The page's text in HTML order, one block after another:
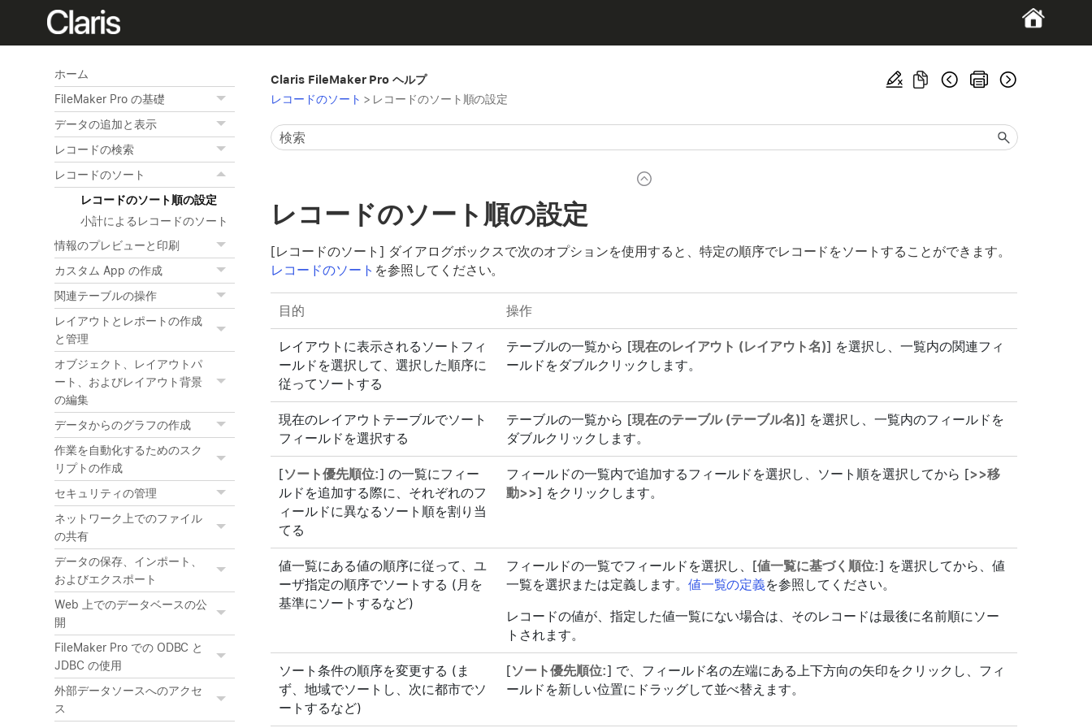
ホーム
FileMaker Pro の基礎
データの追加と表示
レコードの検索
レコードのソート
レコードのソート順の設定
小計によるレコードのソート
情報のプレビューと印刷
カスタム App の作成
関連テーブルの操作
レイアウトとレポートの作成
と管理
オブジェクト、レイアウトパ
ート、およびレイアウト背景
の編集
データからのグラフの作成
作業を自動化するためのスク
リプトの作成
セキュリティの管理
ネットワーク上でのファイル
の共有
データの保存、インポート、
およびエクスポート
Web 上でのデータベースの公
開
FileMaker Pro での ODBC と
JDBC の使用
外部データソースへのアクセ
ス
Claris FileMaker Pro ヘルプ
レコードのソート > レコードのソート順の設定
レコードのソート順の設定
[レコードのソート] ダイアログボックスで次のオプションを使用すると、特定の順序でレコードをソートすることができます。
レコードのソート を参照してください。
目的 操作
レイアウトに表示されるソートフィ
ールドを選択して、選択した順序に
従ってソートする
テーブルの一覧から [現在のレイアウト (レイアウト名)] を選択し、一覧内の関連フィ
ールドをダブルクリックします。
現在のレイアウトテーブルでソート
フィールドを選択する
テーブルの一覧から [現在のテーブル (テーブル名)] を選択し、一覧内のフィールドを
ダブルクリックします。
[ソート優先順位:] の一覧にフィー
ルドを追加する際に、それぞれのフ
ィールドに異なるソート順を割り当
てる
フィールドの一覧内で追加するフィールドを選択し、ソート順を選択してから [>>移
動>>] をクリックします。
値一覧にある値の順序に従って、ユ
ーザ指定の順序でソートする (月を
基準にソートするなど)
フィールドの一覧でフィールドを選択し、[値一覧に基づく順位:] を選択してから、値
一覧を選択または定義します。 値一覧の定義を参照してください。
レコードの値が、指定した値一覧にない場合は、そのレコードは最後に名前順にソー
トされます。
ソート条件の順序を変更する (ま
ず、地域でソートし、次に都市でソ
ートするなど)
[ソート優先順位:] で、フィールド名の左端にある上下方向の矢印をクリックし、フィ
ールドを新しい位置にドラッグして並べ替えます。